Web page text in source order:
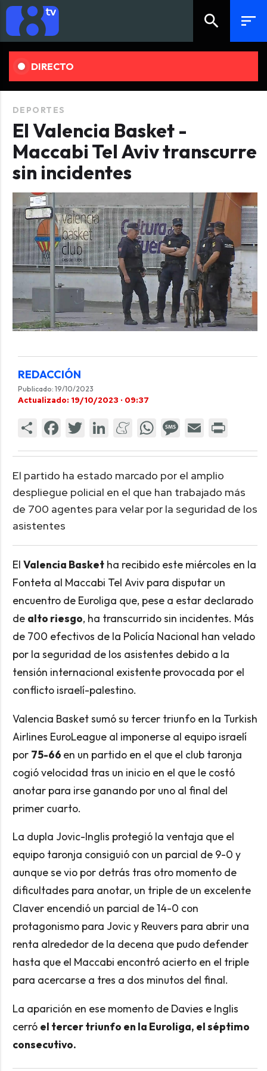
search sort
DIRECTO
DEPORTES
El Valencia Basket -
Maccabi Tel Aviv transcurre
sin incidentes
REDACCIÓN
Publicado: 19/10/2023
Actualizado: 19/10/2023 · 09:37
El partido ha estado marcado por el amplio
despliegue policial en el que han trabajado más
de 700 agentes para velar por la seguridad de los
asistentes
El Valencia Basketha recibido este miércoles en la
Fonteta al Maccabi Tel Aviv para disputar un
encuentro de Euroliga que, pese a estar declarado
de alto riesgo, ha transcurrido sin incidentes. Más
de 700 efectivos de la Policía Nacional han velado
por la seguridad de los asistentes debido a la
tensión internacional existente provocada por el
conflicto israelí-palestino.
Valencia Basket sumó su tercer triunfo en la Turkish
Airlines EuroLeague al imponerse al equipo israelí
por 75-66 en un partido en el que el club taronja
cogió velocidad tras un inicio en el que le costó
anotar para irse ganando por uno al final del
primer cuarto.
La dupla Jovic-Inglis protegió la ventaja que el
equipo taronja consiguió con un parcial de 9-0 y
aunque se vio por detrás tras otro momento de
dificultades para anotar, un triple de un excelente
Claver encendió un parcial de 14-0 con
protagonismo para Jovic y Reuvers para abrir una
renta alrededor de la decena que pudo defender
hasta que el Maccabi encontró acierto en el triple
para acercarse a tres a dos minutos del final.
La aparición en ese momento de Davies e Inglis
cerró el tercer triunfo en la Euroliga, el séptimo
consecutivo.